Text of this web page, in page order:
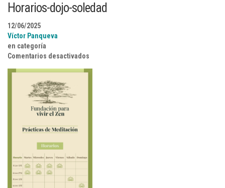
Horarios-dojo-soledad
12/06/2025
Víctor Panqueva
en categoría
Comentarios desactivados